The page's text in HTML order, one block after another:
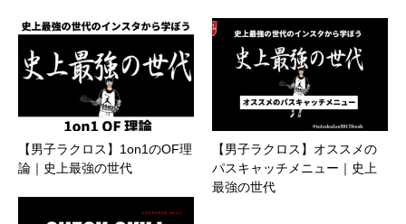
【男子ラクロス】1on1のOF理
論｜史上最強の世代
【男子ラクロス】オススメの
パスキャッチメニュー｜史上
最強の世代